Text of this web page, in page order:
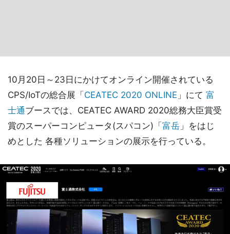
10月20日～23日にかけてオンライン開催されている
CPS/IoTの総合展「 CEATEC 2020 ONLINE 」にて 富
士通ブースでは、CEATEC AWARD 2020総務大臣賞受
賞のスーパーコンピュータ(スパコン)「 富岳 」をはじ
めとした 各種ソリューションの展示を行っている。